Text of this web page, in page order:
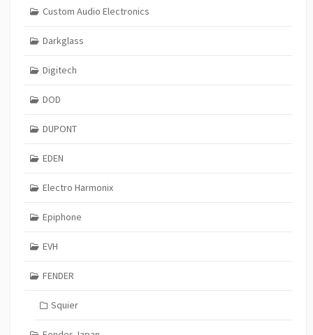
Custom Audio Electronics
Darkglass
Digitech
DOD
DUPONT
EDEN
Electro Harmonix
Epiphone
EVH
FENDER
Squier